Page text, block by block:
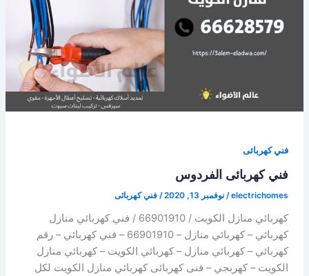
فني كهربائى
فني كهربائى الفردوس
electrichomes
/ نوفمبر 13, 2020 / فني كهربائى
كهربائي منازل الكويت / 66901910 / فني كهربائي منازل
كهربائي – كهربائي منازل – 66901910 – فني كهربائي – رقم
كهربائي – كهربائي منازل – كهربائي الكويت – كهربائي منازل
الكويت – كهربجي – فنى كهربائى كهربائي منازل الكويت لكل